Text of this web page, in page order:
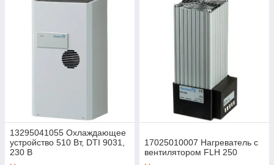
13295041055 Охлаждающее
устройство 510 Вт, DTI 9031,
230 В
17025010007 Нагреватель с
вентилятором FLH 250